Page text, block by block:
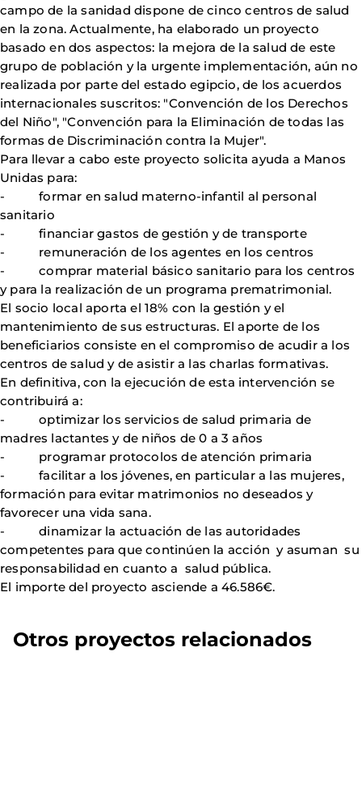
campo de la sanidad dispone de cinco centros de salud
en la zona. Actualmente, ha elaborado un proyecto
basado en dos aspectos: la mejora de la salud de este
grupo de población y la urgente implementación, aún no
realizada por parte del estado egipcio, de los acuerdos
internacionales suscritos: "Convención de los Derechos
del Niño", "Convención para la Eliminación de todas las
formas de Discriminación contra la Mujer".
Para llevar a cabo este proyecto solicita ayuda a Manos
Unidas para:
- formar en salud materno-infantil al personal
sanitario
- financiar gastos de gestión y de transporte
- remuneración de los agentes en los centros
- comprar material básico sanitario para los centros
y para la realización de un programa prematrimonial.
El socio local aporta el 18% con la gestión y el
mantenimiento de sus estructuras. El aporte de los
beneficiarios consiste en el compromiso de acudir a los
centros de salud y de asistir a las charlas formativas.
En definitiva, con la ejecución de esta intervención se
contribuirá a:
- optimizar los servicios de salud primaria de
madres lactantes y de niños de 0 a 3 años
- programar protocolos de atención primaria
- facilitar a los jóvenes, en particular a las mujeres,
formación para evitar matrimonios no deseados y
favorecer una vida sana.
- dinamizar la actuación de las autoridades
competentes para que continúen la acción y asuman su
responsabilidad en cuanto a salud pública.
El importe del proyecto asciende a 46.586€.
Otros proyectos relacionados